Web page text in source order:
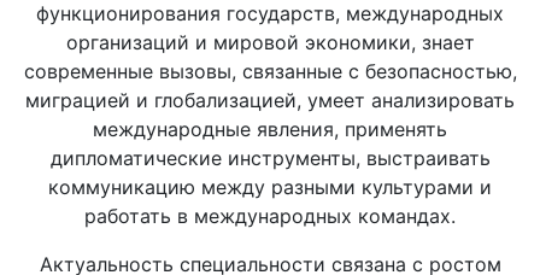
функционирования государств, международных
организаций и мировой экономики, знает
современные вызовы, связанные с безопасностью,
миграцией и глобализацией, умеет анализировать
международные явления, применять
дипломатические инструменты, выстраивать
коммуникацию между разными культурами и
работать в международных командах.
Актуальность специальности связана с ростом